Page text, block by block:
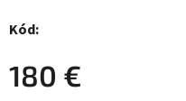
Kód:
180 €